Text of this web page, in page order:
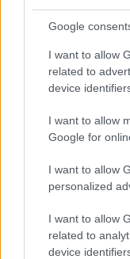
Google
I want to allow
related to
device
I want to allow
Google for
I want to allow
personalized
I want to allow
related to
device
A
Fortuna
és egy
szerencse
További